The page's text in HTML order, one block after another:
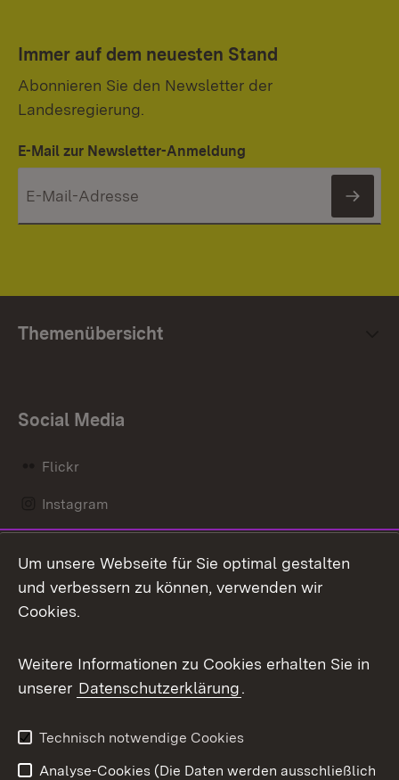
Immer auf dem neuesten Stand
Abonnieren Sie den Newsletter der
Landesregierung.
E-Mail zur Newsletter-Anmeldung
Themenübersicht
Social Media
Flickr
Instagram
Mastodon
Messenger
Social Wall
X / Twitter
Youtube
Um unsere Webseite für Sie optimal gestalten
und verbessern zu können, verwenden wir
Cookies.
Weitere Informationen zu Cookies erhalten Sie in
unserer Datenschutzerklärung.
Technisch notwendige Cookies
Analyse-Cookies (Die Daten werden ausschließlich